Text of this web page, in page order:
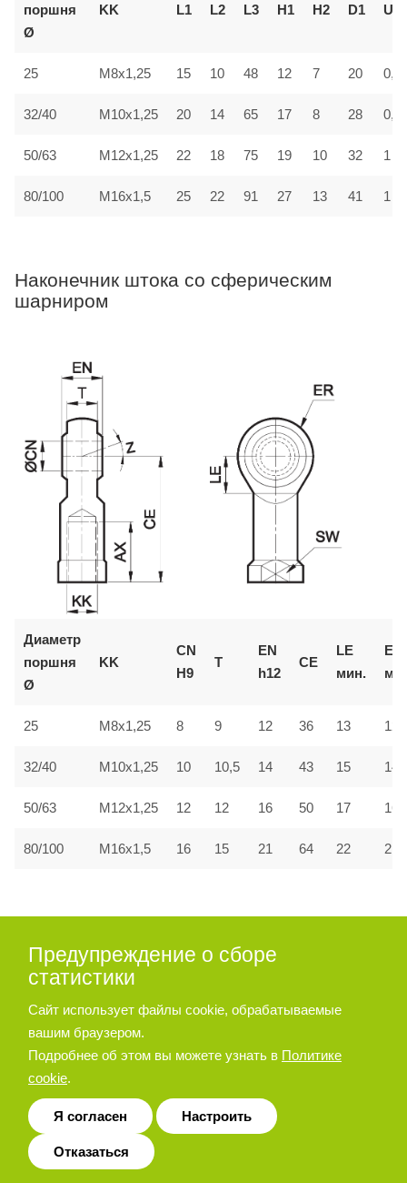
поршня
Ø
KK L1 L2 L3 H1 H2 D1 U
25 M8x1,25 15 10 48 12 7 20
32/40 M10x1,25 20 14 65 17 8 28
50/63 M12x1,25 22 18 75 19 10 32 1
80/100 M16x1,5 25 22 91 27 13 41 1
Наконечник штока со сферическим
шарниром
Диаметр
поршня
Ø
KK
CN
H9
T
EN
h12
CE
LE
мин.
ER
25 M8x1,25 8 9 12 36 13 12
32/40 M10x1,25 10 10,5 14 43 15 14
50/63 M12x1,25 12 12 16 50 17 16
80/100 M16x1,5 16 15 21 64 22 21
A
Модель
Поршень,
Ø (мм)
Предупреждение о сборе
статистики
Сайт использует файлы cookie, обрабатываемые
вашим браузером.
Подробнее об этом вы можете узнать в Политике
cookie.
Я согласен Настроить
Отказаться